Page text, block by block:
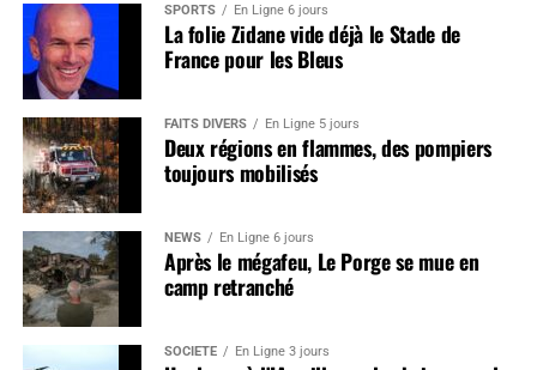
SPORTS En Ligne 6 jours
La folie Zidane vide déjà le Stade de
France pour les Bleus
FAITS DIVERS En Ligne 5 jours
Deux régions en flammes, des pompiers
toujours mobilisés
NEWS En Ligne 6 jours
Après le mégafeu, Le Porge se mue en
camp retranché
SOCIÉTÉ En Ligne 3 jours